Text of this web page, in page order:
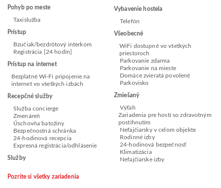
Pohyb po meste
Taxislužba
Prístup
Bzučiak/bezdrôtový interkom
Registrácia [24 hodín]
Prístup na internet
Bezplatné Wi-Fi pripojenie na
internet vo všetkých izbách
Recepčné služby
Služba concierge
Zmenáreň
Úschovňa batožiny
Bezpečnostná schránka
24-hodinová recepcia
Expresná registrácia/odhlásenie
Služby
Vybavenie hostela
Telefón
Všeobecné
WiFi dostupné vo všetkých
priestoroch
Parkovanie zdarma
Parkovanie na mieste
Domáce zvieratá povolené
Parkovisko
Zmiešaný
Výťah
Zariadenia pre hostí so zdravotným
postihnutím
Nefajčiarsky v celom objekte
Rodinné izby
24-hodinová bezpečnosť
Klimatizácia
Nefajčiarske izby
Pozrite si všetky zariadenia